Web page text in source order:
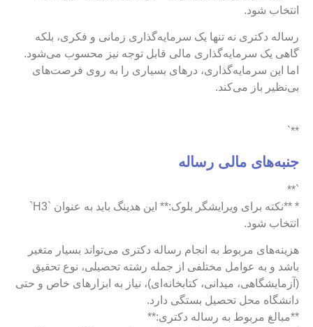
انتخاب شود.
رساله دکتری نه تنها یک سرمایه‌گذاری زمانی و فکری، بلکه
گاهی یک سرمایه‌گذاری مالی قابل توجه نیز محسوب می‌شود.
اما این سرمایه‌گذاری، درهای بسیاری را به روی فرصت‌های
بی‌نظیر باز می‌کند.
**`
جنبه‌های مالی رساله
`**
* **نکته برای ویرایشگر بلوک:** این هدینگ باید به عنوان `H3`
انتخاب شود.
هزینه‌های مربوط به انجام رساله دکتری می‌تواند بسیار متغیر
باشد و به عوامل مختلفی از جمله رشته تحصیلی، نوع تحقیق
(آزمایشگاهی، میدانی، کتابخانه‌ای)، نیاز به ابزارهای خاص و حتی
دانشگاه محل تحصیل بستگی دارد.
**مبالغ مربوط به رساله دکتری:**